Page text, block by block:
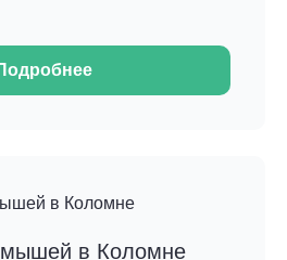
мышей в Коломне